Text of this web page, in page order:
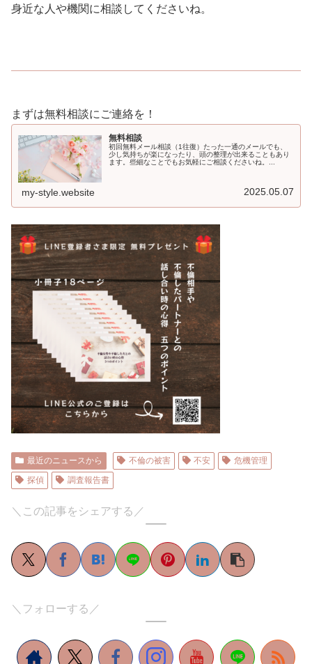
身近な人や機関に相談してくださいね。
まずは無料相談にご連絡を！
無料相談
初回無料メール相談（1往復）たった一通のメールでも、
少し気持ちが楽になったり、頭の整理が出来ることもあり
ます。些細なことでもお気軽にご相談くださいね。...
my-style.website 2025.05.07
最近のニュースから 不倫の被害 不安
危機管理
探偵
調査報告書
＼この記事をシェアする／
＼フォローする／